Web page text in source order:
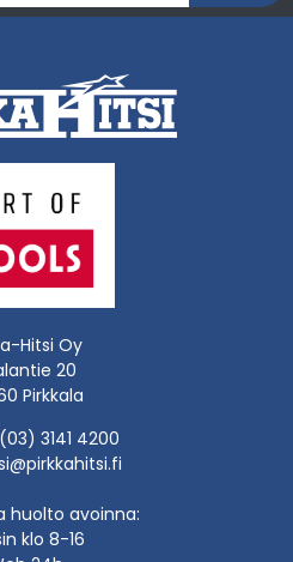
Hitsi Oy
20
Pirkkala
3141 4200
huolto avoinna:
klo 8-16